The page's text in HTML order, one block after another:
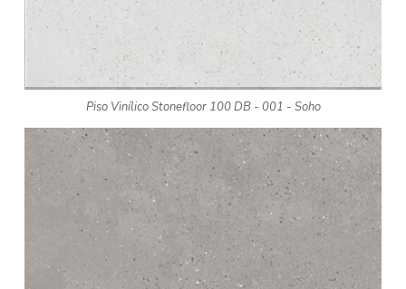
Piso Vinílico Stonefloor 100 DB - 001 - Soho